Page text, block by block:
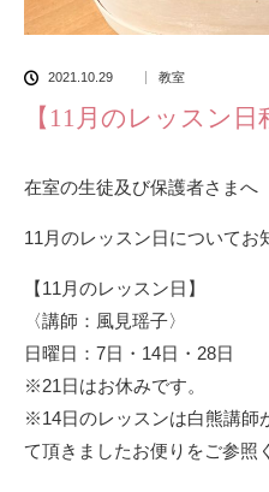
2021.10.29 教室
【11月のレッスン日
在室の生徒及び保護者さまへ
11月のレッスン日についてお
【11月のレッスン日】
〈講師：風見瑶子〉
日曜日：7日・14日・28日
※21日はお休みです。
※14日のレッスンは白熊講師
て頂きましたお便りをご参照